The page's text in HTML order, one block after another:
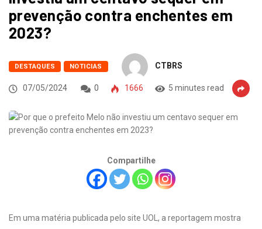
prevenção contra enchentes em
2023?
DESTAQUES NOTICIAS CTBRS
07/05/2024 0 1666 5 minutes read
Compartilhe
Em uma matéria publicada pelo site UOL, a reportagem mostra